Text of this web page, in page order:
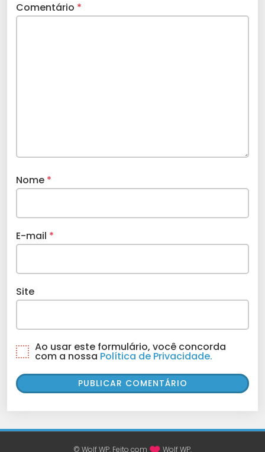
Comentário *
Nome *
E-mail *
Site
Ao usar este formulário, você concorda
com a nossa Política de Privacidade.
© Wolf WP. Feito com Wolf WP.